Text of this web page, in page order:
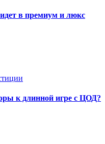
в премиум и люкс
к длинной игре с ЦОД?